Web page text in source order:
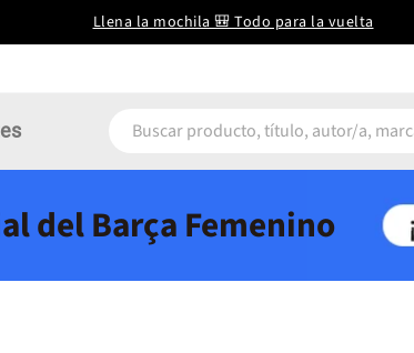
Llena la mochila 🎒 Todo para la vuelta
del Barça Femenino